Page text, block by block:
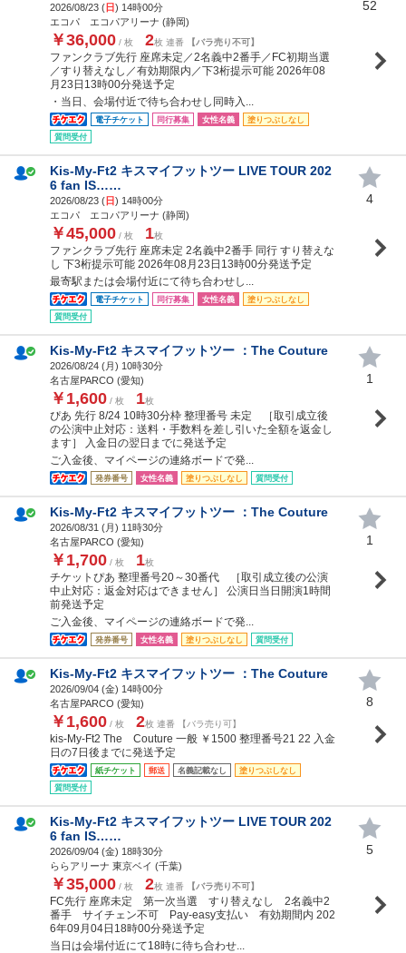
2026/08/23 (日) 14時00分
エコパ エコパアリーナ (静岡)
￥36,000 / 枚 2枚 連番 【バラ売り不可】
ファンクラブ先行 座席未定／2名義中2番手／FC初期当選
／すり替えなし／有効期限内／下3桁提示可能 2026年08
月23日13時00分発送予定
・当日、会場付近で待ち合わせし同時入...
電子チケット 同行募集 女性名義
塗りつぶしなし
質問受付
52
Kis-My-Ft2 キスマイフットツー LIVE TOUR 202
6 fan IS……
2026/08/23 (日) 14時00分
エコパ エコパアリーナ (静岡)
￥45,000 / 枚 1枚
ファンクラブ先行 座席未定 2名義中2番手 同行 すり替えな
し 下3桁提示可能 2026年08月23日13時00分発送予定
最寄駅または会場付近にて待ち合わせし...
電子チケット 同行募集 女性名義
塗りつぶしなし
質問受付
4
Kis-My-Ft2 キスマイフットツー ：The Couture
2026/08/24 (月) 10時30分
名古屋PARCO (愛知)
￥1,600 / 枚 1枚
ぴあ 先行 8/24 10時30分枠 整理番号 未定 ［取引成立後
の公演中止対応：送料・手数料を差し引いた全額を返金し
ます］ 入金日の翌日までに発送予定
ご入金後、マイページの連絡ボードで発...
発券番号 女性名義 塗りつぶしなし 質問受付
1
Kis-My-Ft2 キスマイフットツー ：The Couture
2026/08/31 (月) 11時30分
名古屋PARCO (愛知)
￥1,700 / 枚 1枚
チケットぴあ 整理番号20～30番代 ［取引成立後の公演
中止対応：返金対応はできません］ 公演日当日開演1時間
前発送予定
ご入金後、マイページの連絡ボードで発...
発券番号 女性名義 塗りつぶしなし 質問受付
1
Kis-My-Ft2 キスマイフットツー ：The Couture
2026/09/04 (金) 14時00分
名古屋PARCO (愛知)
￥1,600 / 枚 2枚 連番 【バラ売り可】
kis-My-Ft2 The Couture 一般 ￥1500 整理番号21 22 入金
日の7日後までに発送予定
紙チケット 郵送 名義記載なし
塗りつぶしなし
質問受付
8
Kis-My-Ft2 キスマイフットツー LIVE TOUR 202
6 fan IS……
2026/09/04 (金) 18時30分
ららアリーナ 東京ベイ (千葉)
￥35,000 / 枚 2枚 連番 【バラ売り不可】
FC先行 座席未定 第一次当選 すり替えなし 2名義中2
番手 サイチェン不可 Pay-easy支払い 有効期間内 202
6年09月04日18時00分発送予定
当日は会場付近にて18時に待ち合わせ...
5